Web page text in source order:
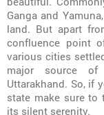
Ganga and
land. But apart
confluence point
various cities
major source of
Uttarakhand. So, if
state make sure to
its silent serenity.